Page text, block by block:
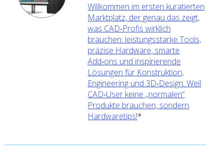
Willkommen im ersten kuratierten
Marktplatz, der genau das zeigt,
was CAD‑Profis wirklich
brauchen: leistungsstarke Tools,
präzise Hardware, smarte
Add‑ons und inspirierende
Lösungen für Konstruktion,
Engineering und 3D‑Design. Weil
CAD‑User keine „normalen“
Produkte brauchen, sondern
Hardwaretips!*